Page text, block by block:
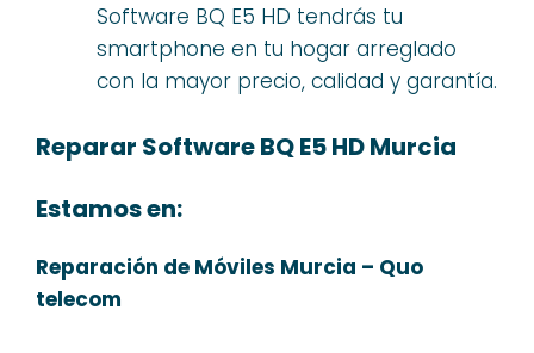
Software BQ E5 HD tendrás tu
smartphone en tu hogar arreglado
con la mayor precio, calidad y garantía.
Reparar Software BQ E5 HD Murcia
Estamos en:
Reparación de Móviles Murcia – Quo
telecom